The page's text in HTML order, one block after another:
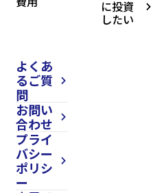
に投資
したい
arrow_forward_ios
よくあ
るご質
問
arrow_forward_ios
お問い
合わせ
arrow_forward_ios
プライ
バシー
ポリシ
ー
arrow_forward_ios